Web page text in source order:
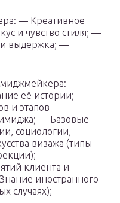
— Креативное
и чувство стиля; —
и выдержка; —
—
её истории; —
и этапов
— Базовые
социологии,
визажа (типы
—
клиента и
иностранного
случаях);